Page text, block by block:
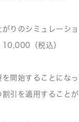
りのシミュレーショ
10,000（税込）
開始することになっ
割引を適用すること